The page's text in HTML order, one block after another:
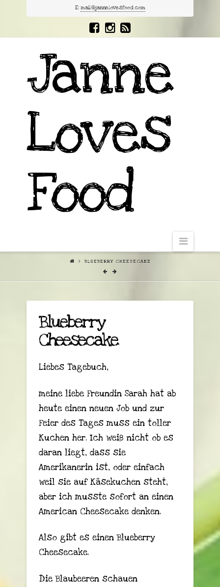
E: mail@jannelovesfood.com
Janne
Loves
Food
BLUEBERRY CHEESECAKE
Blueberry
Cheesecake
Liebes Tagebuch,
meine liebe Freundin Sarah hat ab
heute einen neuen Job und zur
Feier des Tages muss ein toller
Kuchen her. Ich weiß nicht ob es
daran liegt, dass sie
Amerikanerin ist, oder einfach
weil sie auf Käsekuchen steht,
aber ich musste sofort an einen
American Cheesecake denken.
Also gibt es einen Blueberry
Cheesecake.
Die Blaubeeren schauen